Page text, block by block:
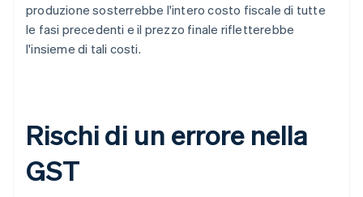
produzione sosterrebbe l'intero costo fiscale di tutte
le fasi precedenti e il prezzo finale rifletterebbe
l'insieme di tali costi.
Rischi di un errore nella
GST